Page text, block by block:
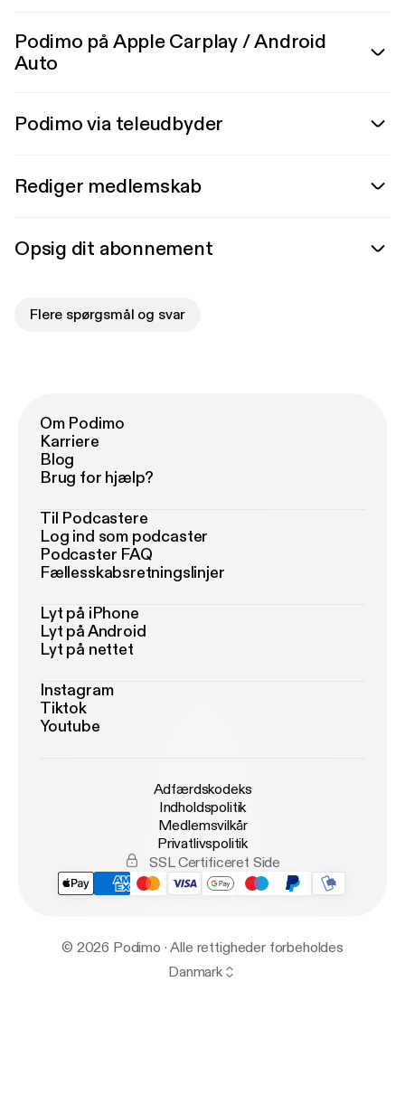
Podimo på Apple Carplay / Android
Auto
Podimo via teleudbyder
Rediger medlemskab
Opsig dit abonnement
Flere spørgsmål og svar
Om Podimo
Karriere
Blog
Brug for hjælp?
Til Podcastere
Log ind som podcaster
Podcaster FAQ
Fællesskabsretningslinjer
Lyt på iPhone
Lyt på Android
Lyt på nettet
Instagram
Tiktok
Youtube
Adfærdskodeks
Indholdspolitik
Medlemsvilkår
Privatlivspolitik
SSL Certificeret Side
© 2026 Podimo · Alle rettigheder forbeholdes
Danmark